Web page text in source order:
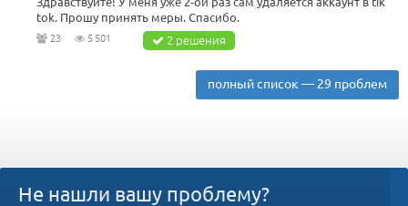
tok. Прошу принять меры. Спасибо.
23 5 501 2 решения
полный список — 29 проблем
Не нашли вашу проблему?